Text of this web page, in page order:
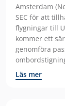
Amsterdam
SEC för att
flygningar till
kommer ett
genomföra
Läs mer